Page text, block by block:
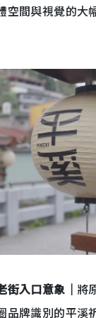
空間與視覺的大
街入口意象｜ 將
品牌識別的平溪